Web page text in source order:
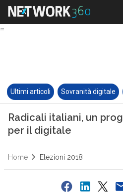
Ultimi articoli Sovranità digitale
Radicali italiani, un
per il digitale
Home Elezioni 2018